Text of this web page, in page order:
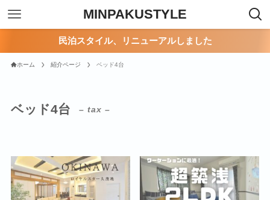
MINPAKUSTYLE
民泊スタイル、リニューアルしました
ホーム 紹介ページ ベッド4台
ベッド4台 – tax –